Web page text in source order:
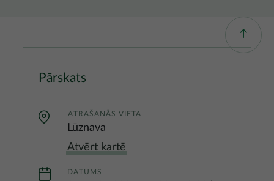
Pārskats
ATRAŠANĀS VIETA
Lūznava
Atvērt kartē
DATUMS